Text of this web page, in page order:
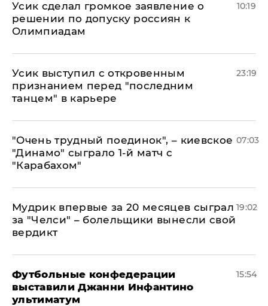
Усик сделал громкое заявление о
решении по допуску россиян к
Олимпиадам
10:19
Усик выступил с откровенным
признанием перед "последним
танцем" в карьере
23:19
"Очень трудный поединок", – киевское
"Динамо" сыграло 1-й матч с
"Карабахом"
07:03
Мудрик впервые за 20 месяцев сыграл
за "Челси" – болельщики вынесли свой
вердикт
19:02
Футбольные конфедерации
выставили Джанни Инфантино
ультиматум
15:54